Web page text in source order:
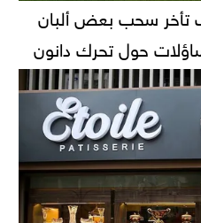
تأخر سحب بعض ألبان
حول تحرك دانون